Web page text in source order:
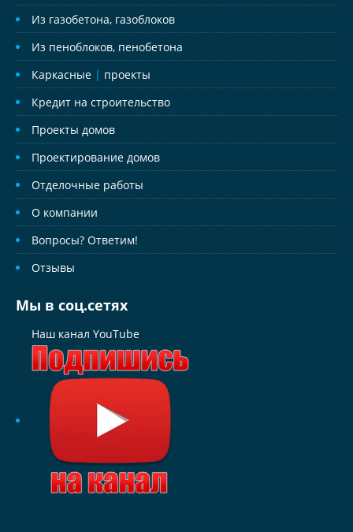
Из газобетона, газоблоков
Из пеноблоков, пенобетона
Каркасные | проекты
Кредит на строительство
Проекты домов
Проектирование домов
Отделочные работы
О компании
Вопросы? Ответим!
Отзывы
Мы в соц.сетях
Наш канал YouTube